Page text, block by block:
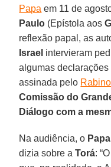
Papa em 11 de
Paulo (Epístola aos
reflexão papal, as
Israel intervieram
algumas
assinada pelo
Comissão do
Diálogo com a
Na audiência, o Papa
dizia sobre aTorá: